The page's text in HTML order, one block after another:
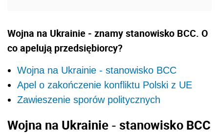
Wojna na Ukrainie - znamy stanowisko BCC. O
co apelują przedsiębiorcy?
Wojna na Ukrainie - stanowisko BCC
Apel o zakończenie konfliktu Polski z UE
Zawieszenie sporów politycznych
Wojna na Ukrainie - stanowisko BCC